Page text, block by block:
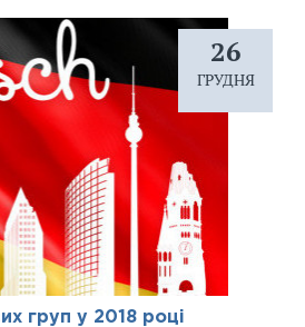
26
ГРУДНЯ
груп у 2018 році